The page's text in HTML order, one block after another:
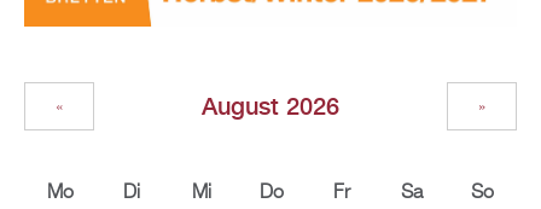
August 2026
« »
Mo Di Mi Do Fr Sa So